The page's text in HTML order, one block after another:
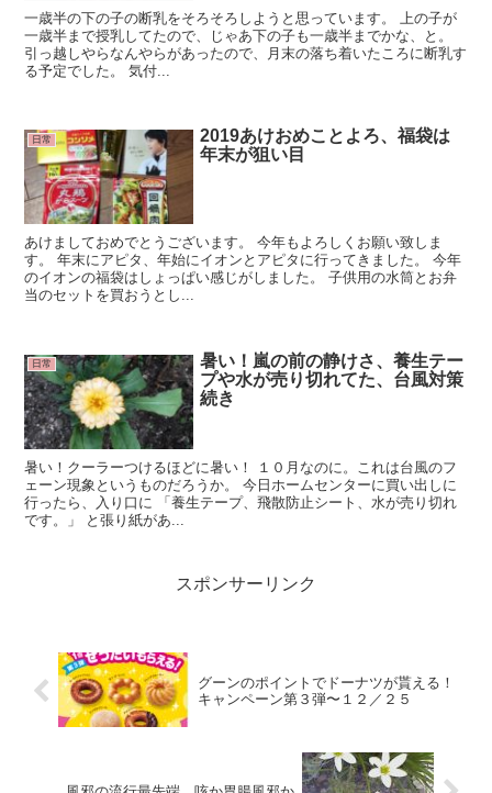
一歳半の下の子の断乳をそろそろしようと思っています。 上の子が
一歳半まで授乳してたので、じゃあ下の子も一歳半までかな、と。
引っ越しやらなんやらがあったので、月末の落ち着いたころに断乳す
る予定でした。 気付...
日常
2019あけおめことよろ、福袋は
年末が狙い目
あけましておめでとうございます。 今年もよろしくお願い致しま
す。 年末にアピタ、年始にイオンとアピタに行ってきました。 今年
のイオンの福袋はしょっぱい感じがしました。 子供用の水筒とお弁
当のセットを買おうとし...
日常
暑い！嵐の前の静けさ、養生テー
プや水が売り切れてた、台風対策
続き
暑い！クーラーつけるほどに暑い！ １０月なのに。これは台風のフ
ェーン現象というものだろうか。 今日ホームセンターに買い出しに
行ったら、入り口に 「養生テープ、飛散防止シート、水が売り切れ
です。」 と張り紙があ...
スポンサーリンク
グーンのポイントでドーナツが貰える！
キャンペーン第３弾〜１２／２５